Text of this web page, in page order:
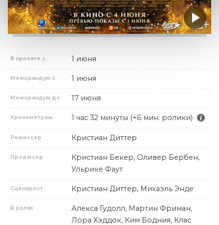
В прокате с 1 июня
Меморандум с 1 июня
Меморандум до 17 июня
Хронометраж 1 час 32 минуты (+6 мин. ролики)
Режиссер Кристиан Диттер
Продюсер
Кристиан Бекер, Оливер Бербен,
Ульрике Фаут
Сценарист Кристиан Диттер, Михаэль Энде
В ролях
Алекса Гудолл, Мартин Фриман,
Лора Хэддок, Ким Бодния, Клас